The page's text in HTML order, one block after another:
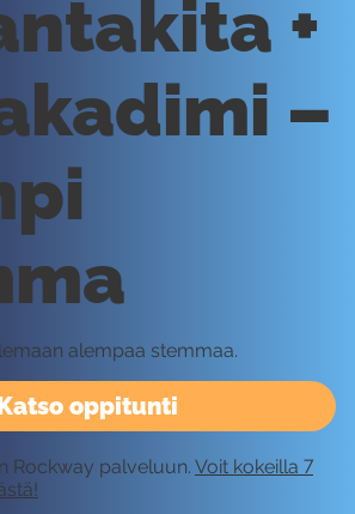
oppitunti
+
–
alempaa stemmaa.
Rockway palveluun. Voit kokeilla 7